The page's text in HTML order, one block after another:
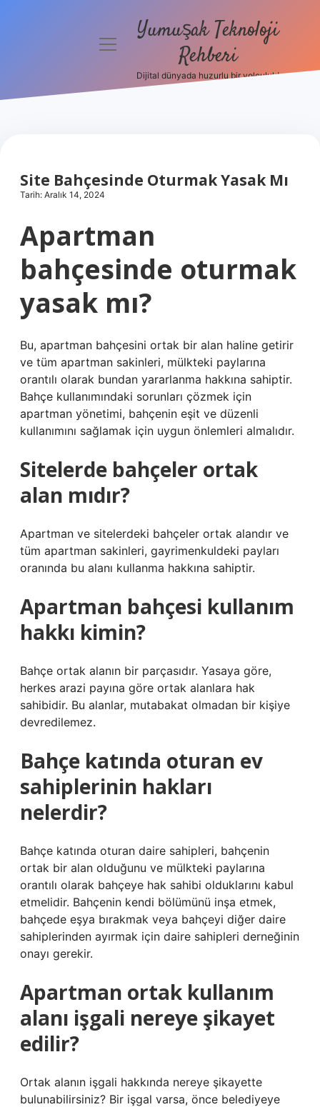
menüyüYumuşak Teknoloji
Rehberi
Dijital dünyada huzurlu bir yolculuk!
Site Bahçesinde Oturmak Yasak Mı
Tarih: Aralık 14, 2024
Apartman
bahçesinde oturmak
yasak mı?
Bu, apartman bahçesini ortak bir alan haline getirir
ve tüm apartman sakinleri, mülkteki paylarına
orantılı olarak bundan yararlanma hakkına sahiptir.
Bahçe kullanımındaki sorunları çözmek için
apartman yönetimi, bahçenin eşit ve düzenli
kullanımını sağlamak için uygun önlemleri almalıdır.
Sitelerde bahçeler ortak
alan mıdır?
Apartman ve sitelerdeki bahçeler ortak alandır ve
tüm apartman sakinleri, gayrimenkuldeki payları
oranında bu alanı kullanma hakkına sahiptir.
Apartman bahçesi kullanım
hakkı kimin?
Bahçe ortak alanın bir parçasıdır. Yasaya göre,
herkes arazi payına göre ortak alanlara hak
sahibidir. Bu alanlar, mutabakat olmadan bir kişiye
devredilemez.
Bahçe katında oturan ev
sahiplerinin hakları
nelerdir?
Bahçe katında oturan daire sahipleri, bahçenin
ortak bir alan olduğunu ve mülkteki paylarına
orantılı olarak bahçeye hak sahibi olduklarını kabul
etmelidir. Bahçenin kendi bölümünü inşa etmek,
bahçede eşya bırakmak veya bahçeyi diğer daire
sahiplerinden ayırmak için daire sahipleri derneğinin
onayı gerekir.
Apartman ortak kullanım
alanı işgali nereye şikayet
edilir?
Ortak alanın işgali hakkında nereye şikayette
bulunabilirsiniz? Bir işgal varsa, önce belediyeye